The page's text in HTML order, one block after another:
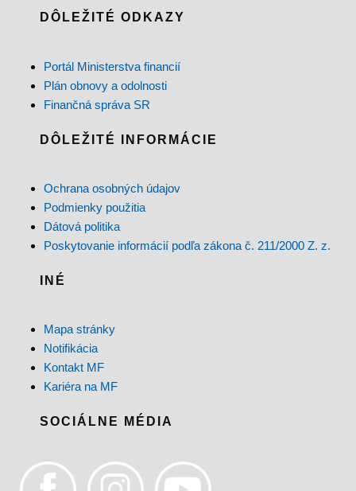
DÔLEŽITÉ ODKAZY
Portál Ministerstva financií
Plán obnovy a odolnosti
Finančná správa SR
DÔLEŽITÉ INFORMÁCIE
Ochrana osobných údajov
Podmienky použitia
Dátová politika
Poskytovanie informácií podľa zákona č. 211/2000 Z. z.
INÉ
Mapa stránky
Notifikácia
Kontakt MF
Kariéra na MF
SOCIÁLNE MÉDIA